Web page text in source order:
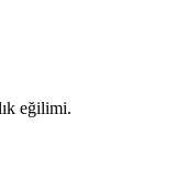
eğilimi.